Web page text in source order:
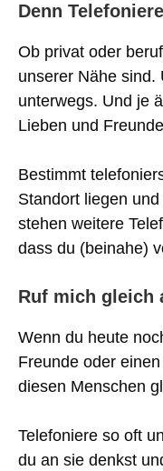
Denn
Ob privat oder
unserer Nähe sind.
unterwegs. Und je
Lieben und
Bestimmt
Standort liegen
stehen weitere
dass du (beinahe)
Ruf mich gleich
Wenn du heute
Freunde oder
diesen Menschen
Telefoniere so oft
du an sie denkst